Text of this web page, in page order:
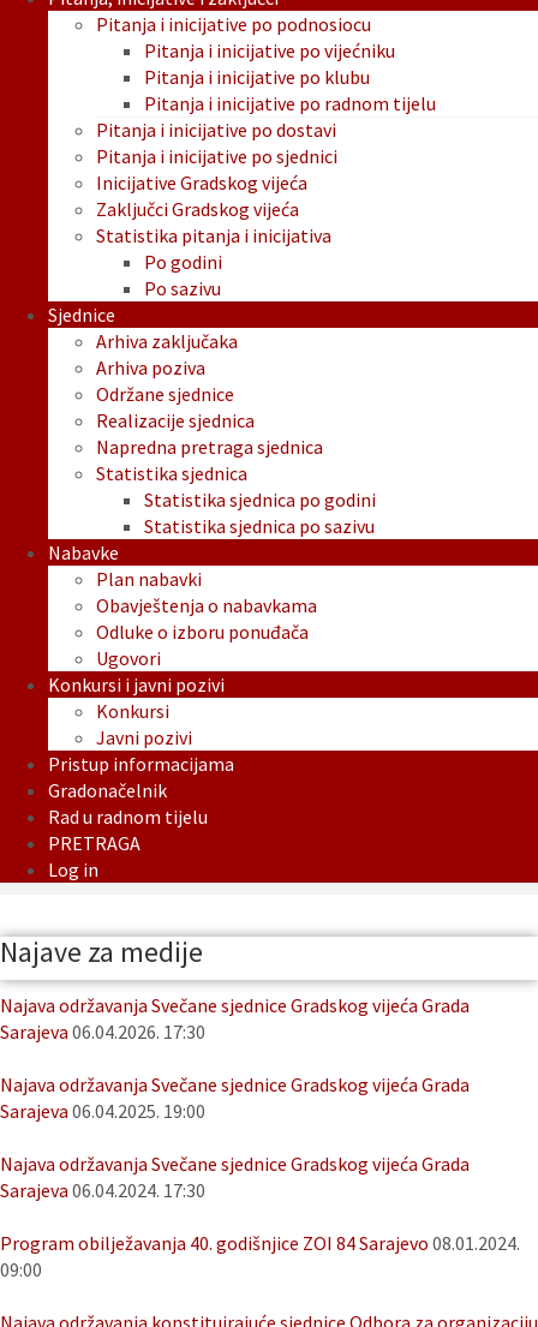
Pitanja i inicijative po podnosiocu
Pitanja i inicijative po vijećniku
Pitanja i inicijative po klubu
Pitanja i inicijative po radnom tijelu
Pitanja i inicijative po dostavi
Pitanja i inicijative po sjednici
Inicijative Gradskog vijeća
Zaključci Gradskog vijeća
Statistika pitanja i inicijativa
Po godini
Po sazivu
Sjednice
Arhiva zaključaka
Arhiva poziva
Održane sjednice
Realizacije sjednica
Napredna pretraga sjednica
Statistika sjednica
Statistika sjednica po godini
Statistika sjednica po sazivu
Nabavke
Plan nabavki
Obavještenja o nabavkama
Odluke o izboru ponuđača
Ugovori
Konkursi i javni pozivi
Konkursi
Javni pozivi
Pristup informacijama
Gradonačelnik
Rad u radnom tijelu
PRETRAGA
Log in
Najave za medije
Najava održavanja Svečane sjednice Gradskog vijeća Grada
Sarajeva 06.04.2026. 17:30
Najava održavanja Svečane sjednice Gradskog vijeća Grada
Sarajeva 06.04.2025. 19:00
Najava održavanja Svečane sjednice Gradskog vijeća Grada
Sarajeva 06.04.2024. 17:30
Program obilježavanja 40. godišnjice ZOI 84 Sarajevo 08.01.2024.
09:00